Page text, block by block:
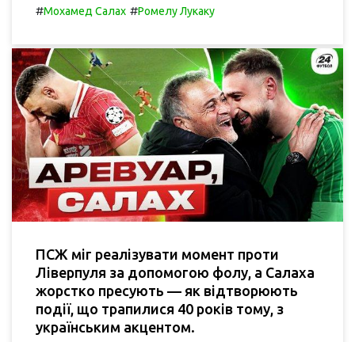
#Мохамед Салах #Ромелу Лукаку
ПСЖ міг реалізувати момент проти
Ліверпуля за допомогою фолу, а Салаха
жорстко пресують — як відтворюють
події, що трапилися 40 років тому, з
українським акцентом.